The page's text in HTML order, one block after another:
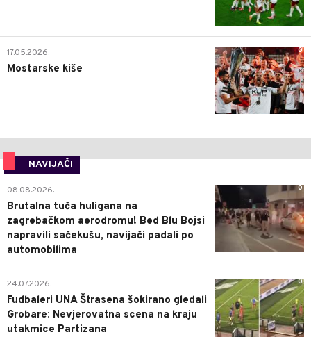
0
17.05.2026.
Mostarske kiše
NAVIJAČI
0
08.08.2026.
Brutalna tuča huligana na
zagrebačkom aerodromu! Bed Blu Bojsi
napravili sačekušu, navijači padali po
automobilima
0
24.07.2026.
Fudbaleri UNA Štrasena šokirano gledali
Grobare: Nevjerovatna scena na kraju
utakmice Partizana